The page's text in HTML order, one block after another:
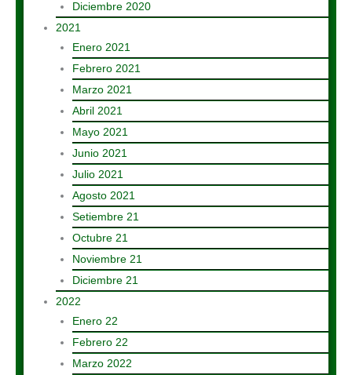
Diciembre 2020
2021
Enero 2021
Febrero 2021
Marzo 2021
Abril 2021
Mayo 2021
Junio 2021
Julio 2021
Agosto 2021
Setiembre 21
Octubre 21
Noviembre 21
Diciembre 21
2022
Enero 22
Febrero 22
Marzo 2022